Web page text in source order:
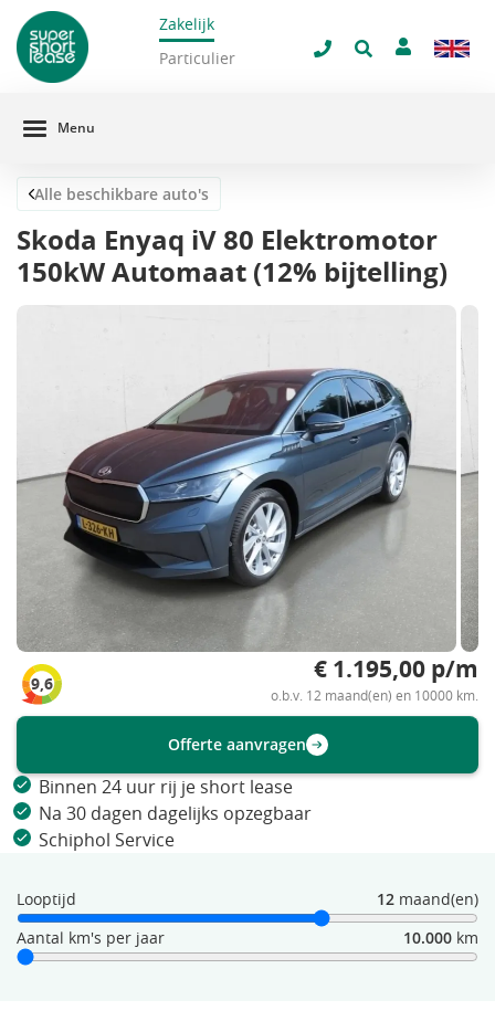
Zakelijk
Particulier
Menu
Alle beschikbare auto's
Skoda Enyaq iV 80 Elektromotor
150kW Automaat (12% bijtelling)
9,6 € 1.195,00 p/m
o.b.v. 12 maand(en) en 10000 km.
Offerte aanvragen
Binnen 24 uur rij je short lease
Na 30 dagen dagelijks opzegbaar
Schiphol Service
Looptijd 12 maand(en)
Aantal km's per jaar
10.000 km
Sluit